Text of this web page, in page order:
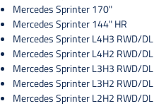
Mercedes Sprinter 170"
Mercedes Sprinter 144" HR
Mercedes Sprinter L4H3 RWD/DL
Mercedes Sprinter L4H2 RWD/DL
Mercedes Sprinter L3H3 RWD/DL
Mercedes Sprinter L3H2 RWD/DL
Mercedes Sprinter L2H2 RWD/DL